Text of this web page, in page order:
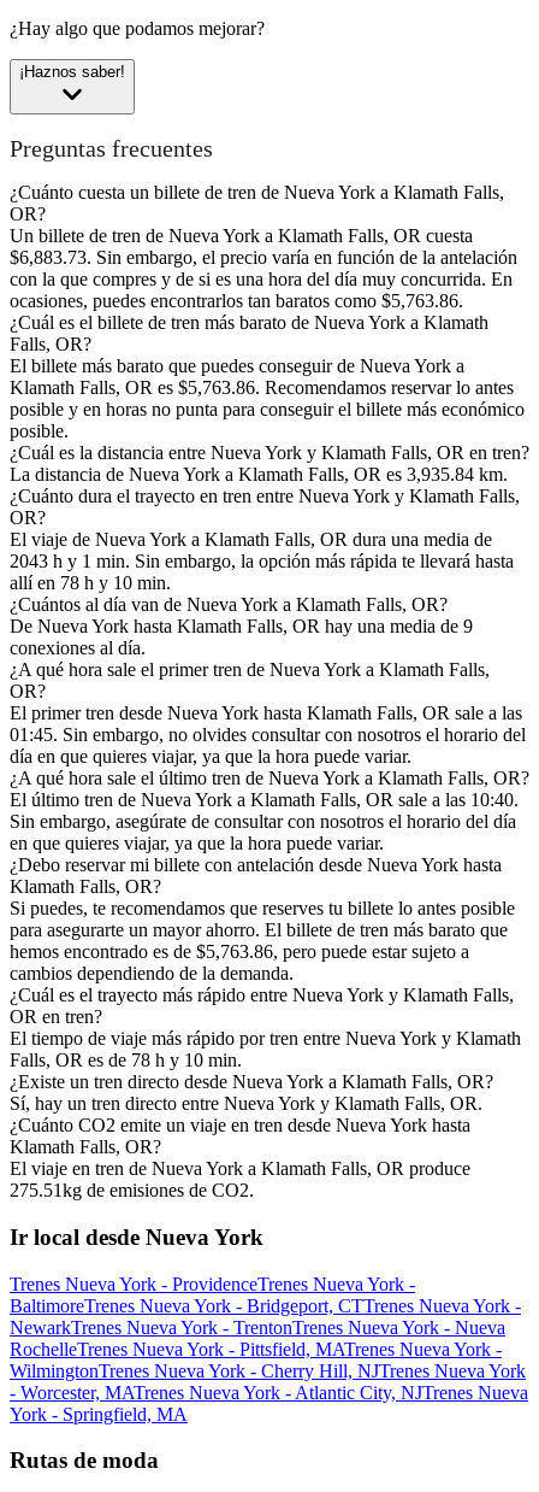
¿Hay algo que podamos mejorar?
¡Haznos saber!
Preguntas frecuentes
¿Cuánto cuesta un billete de tren de Nueva York a Klamath Falls,
OR?
Un billete de tren de Nueva York a Klamath Falls, OR cuesta
$6,883.73. Sin embargo, el precio varía en función de la antelación
con la que compres y de si es una hora del día muy concurrida. En
ocasiones, puedes encontrarlos tan baratos como $5,763.86.
¿Cuál es el billete de tren más barato de Nueva York a Klamath
Falls, OR?
El billete más barato que puedes conseguir de Nueva York a
Klamath Falls, OR es $5,763.86. Recomendamos reservar lo antes
posible y en horas no punta para conseguir el billete más económico
posible.
¿Cuál es la distancia entre Nueva York y Klamath Falls, OR en tren?
La distancia de Nueva York a Klamath Falls, OR es 3,935.84 km.
¿Cuánto dura el trayecto en tren entre Nueva York y Klamath Falls,
OR?
El viaje de Nueva York a Klamath Falls, OR dura una media de
2043 h y 1 min. Sin embargo, la opción más rápida te llevará hasta
allí en 78 h y 10 min.
¿Cuántos al día van de Nueva York a Klamath Falls, OR?
De Nueva York hasta Klamath Falls, OR hay una media de 9
conexiones al día.
¿A qué hora sale el primer tren de Nueva York a Klamath Falls,
OR?
El primer tren desde Nueva York hasta Klamath Falls, OR sale a las
01:45. Sin embargo, no olvides consultar con nosotros el horario del
día en que quieres viajar, ya que la hora puede variar.
¿A qué hora sale el último tren de Nueva York a Klamath Falls, OR?
El último tren de Nueva York a Klamath Falls, OR sale a las 10:40.
Sin embargo, asegúrate de consultar con nosotros el horario del día
en que quieres viajar, ya que la hora puede variar.
¿Debo reservar mi billete con antelación desde Nueva York hasta
Klamath Falls, OR?
Si puedes, te recomendamos que reserves tu billete lo antes posible
para asegurarte un mayor ahorro. El billete de tren más barato que
hemos encontrado es de $5,763.86, pero puede estar sujeto a
cambios dependiendo de la demanda.
¿Cuál es el trayecto más rápido entre Nueva York y Klamath Falls,
OR en tren?
El tiempo de viaje más rápido por tren entre Nueva York y Klamath
Falls, OR es de 78 h y 10 min.
¿Existe un tren directo desde Nueva York a Klamath Falls, OR?
Sí, hay un tren directo entre Nueva York y Klamath Falls, OR.
¿Cuánto CO2 emite un viaje en tren desde Nueva York hasta
Klamath Falls, OR?
El viaje en tren de Nueva York a Klamath Falls, OR produce
275.51kg de emisiones de CO2.
Ir local desde Nueva York
Trenes Nueva York - ProvidenceTrenes Nueva York -
BaltimoreTrenes Nueva York - Bridgeport, CTTrenes Nueva York -
NewarkTrenes Nueva York - TrentonTrenes Nueva York - Nueva
RochelleTrenes Nueva York - Pittsfield, MATrenes Nueva York -
WilmingtonTrenes Nueva York - Cherry Hill, NJTrenes Nueva York
- Worcester, MATrenes Nueva York - Atlantic City, NJTrenes Nueva
York - Springfield, MA
Rutas de moda